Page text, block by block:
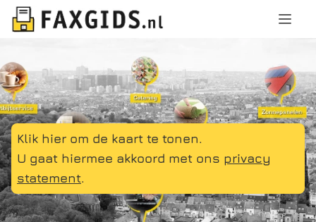
Klik hier om de kaart te tonen.
U gaat hiermee akkoord met ons privacy
statement.